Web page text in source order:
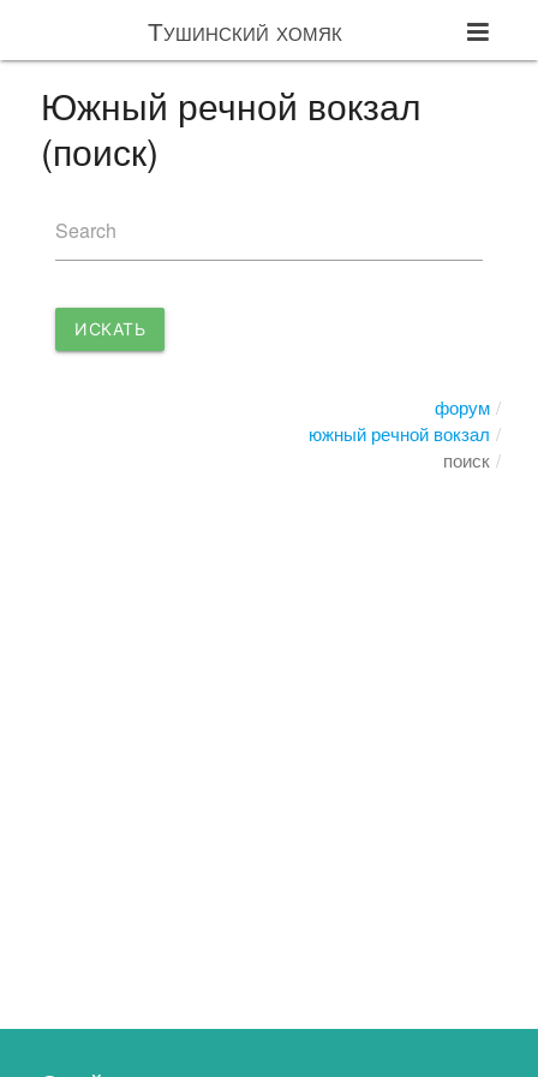
Тушинский хомяк
Южный речной вокзал
(поиск)
Search
ИСКАТЬ
форум
южный речной вокзал
поиск